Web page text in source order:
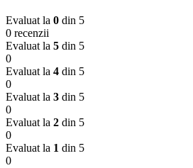
Evaluat la 0 din 5
0 recenzii
Evaluat la 5 din 5
0
Evaluat la 4 din 5
0
Evaluat la 3 din 5
0
Evaluat la 2 din 5
0
Evaluat la 1 din 5
0